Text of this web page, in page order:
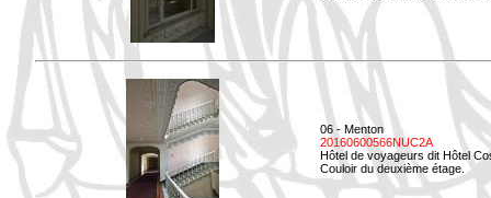
06 - Menton
20160600566NUC2A
Hôtel de voyageurs dit Hôtel
Couloir du deuxième étage.